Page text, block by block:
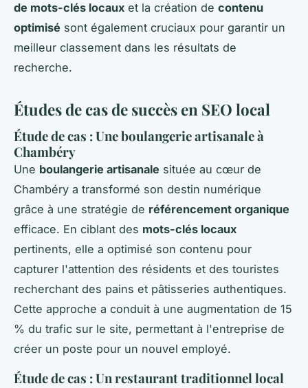
de mots-clés locaux et la création de contenu
optimisé sont également cruciaux pour garantir un
meilleur classement dans les résultats de
recherche.
Études de cas de succès en SEO local
Étude de cas : Une boulangerie artisanale à
Chambéry
Une boulangerie artisanale située au cœur de
Chambéry a transformé son destin numérique
grâce à une stratégie de référencement organique
efficace. En ciblant des mots-clés locaux
pertinents, elle a optimisé son contenu pour
capturer l'attention des résidents et des touristes
recherchant des pains et pâtisseries authentiques.
Cette approche a conduit à une augmentation de 15
% du trafic sur le site, permettant à l'entreprise de
créer un poste pour un nouvel employé.
Étude de cas : Un restaurant traditionnel local